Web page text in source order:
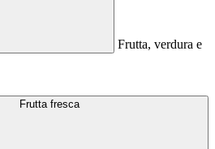
Frutta, verdura e
Frutta fresca